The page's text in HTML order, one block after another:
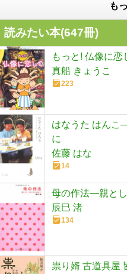
も
読みたい本(647冊)
もっと! 仏像に恋
真船 きょうこ
223
はなうた はんこ
に
佐藤 はな
14
母の作法―親と
辰巳 渚
134
祟り婿 古道具屋